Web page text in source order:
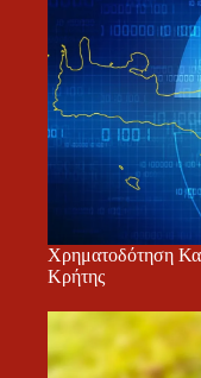
Χρηματοδότηση
Κρήτης